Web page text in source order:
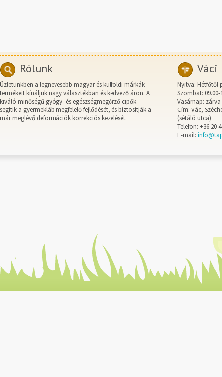
Rólunk
Üzletünkben a legnevesebb magyar és külföldi márkák
termékeit kínáljuk nagy választékban és kedvező áron. A
kiváló minőségű gyógy- és egészségmegőrző cipők
segítik a gyermekláb megfelelő fejlődését, és biztosítják a
már meglévő deformációk korrekciós kezelését.
Váci
Nyitva: Hétfőtől
Szombat: 09.00-
Vasárnap: zárva
Cím: Vác,
(sétáló utca)
Telefon: +36 20
E-mail: